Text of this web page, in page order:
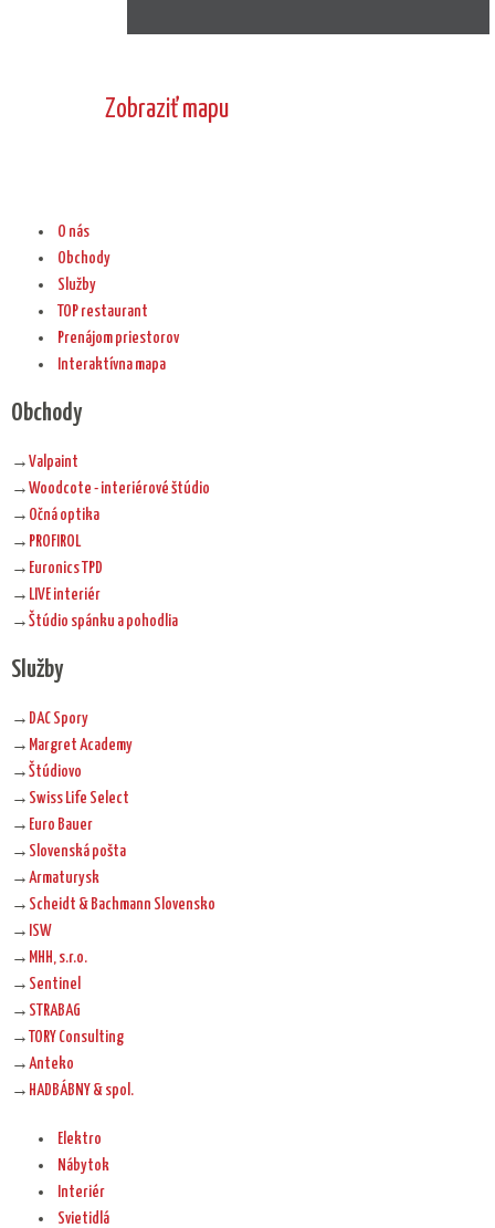
Zobraziť mapu
O nás
Obchody
Služby
TOP restaurant
Prenájom priestorov
Interaktívna mapa
Obchody
→ Valpaint
→ Woodcote - interiérové štúdio
→ Očná optika
→ PROFIROL
→ Euronics TPD
→ LIVE interiér
→ Štúdio spánku a pohodlia
Služby
→ DAC Spory
→ Margret Academy
→ Štúdiovo
→ Swiss Life Select
→ Euro Bauer
→ Slovenská pošta
→ Armaturysk
→ Scheidt & Bachmann Slovensko
→ ISW
→ MHH, s.r.o.
→ Sentinel
→ STRABAG
→ TORY Consulting
→ Anteko
→ HADBÁBNY & spol.
Elektro
Nábytok
Interiér
Svietidlá